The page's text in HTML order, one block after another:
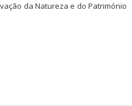
da Natureza e do Património